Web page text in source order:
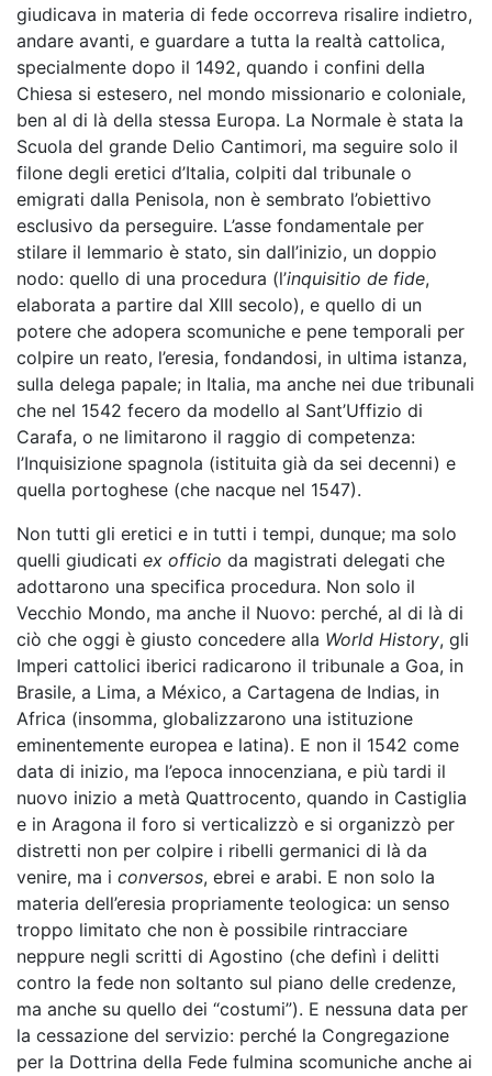
giudicava in materia di fede occorreva risalire indietro,
andare avanti, e guardare a tutta la realtà cattolica,
specialmente dopo il 1492, quando i confini della
Chiesa si estesero, nel mondo missionario e coloniale,
ben al di là della stessa Europa. La Normale è stata la
Scuola del grande Delio Cantimori, ma seguire solo il
filone degli eretici d’Italia, colpiti dal tribunale o
emigrati dalla Penisola, non è sembrato l’obiettivo
esclusivo da perseguire. L’asse fondamentale per
stilare il lemmario è stato, sin dall’inizio, un doppio
nodo: quello di una procedura (l’inquisitio de fide,
elaborata a partire dal XIII secolo), e quello di un
potere che adopera scomuniche e pene temporali per
colpire un reato, l’eresia, fondandosi, in ultima istanza,
sulla delega papale; in Italia, ma anche nei due tribunali
che nel 1542 fecero da modello al Sant’Uffizio di
Carafa, o ne limitarono il raggio di competenza:
l’Inquisizione spagnola (istituita già da sei decenni) e
quella portoghese (che nacque nel 1547).
Non tutti gli eretici e in tutti i tempi, dunque; ma solo
quelli giudicati ex officio da magistrati delegati che
adottarono una specifica procedura. Non solo il
Vecchio Mondo, ma anche il Nuovo: perché, al di là di
ciò che oggi è giusto concedere alla World History, gli
Imperi cattolici iberici radicarono il tribunale a Goa, in
Brasile, a Lima, a México, a Cartagena de Indias, in
Africa (insomma, globalizzarono una istituzione
eminentemente europea e latina). E non il 1542 come
data di inizio, ma l’epoca innocenziana, e più tardi il
nuovo inizio a metà Quattrocento, quando in Castiglia
e in Aragona il foro si verticalizzò e si organizzò per
distretti non per colpire i ribelli germanici di là da
venire, ma i conversos, ebrei e arabi. E non solo la
materia dell’eresia propriamente teologica: un senso
troppo limitato che non è possibile rintracciare
neppure negli scritti di Agostino (che definì i delitti
contro la fede non soltanto sul piano delle credenze,
ma anche su quello dei “costumi”). E nessuna data per
la cessazione del servizio: perché la Congregazione
per la Dottrina della Fede fulmina scomuniche anche ai